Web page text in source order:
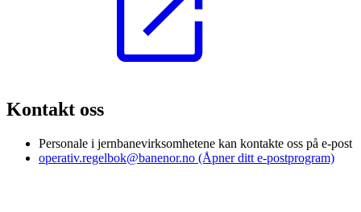
Kontakt oss
Personale i jernbanevirksomhetene kan kontakte oss på e-post
operativ.regelbok@banenor.no (Åpner ditt e-postprogram)